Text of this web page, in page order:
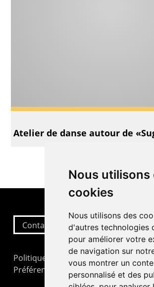
Nous utilisons
cookies
Nous utilisons des
d'autres technologies
pour améliorer votre
de navigation sur
vous montrer un
personnalisé et des
Atelier de danse autour de
Contactez-nous
Politique de confidentialité
Préférences cookies